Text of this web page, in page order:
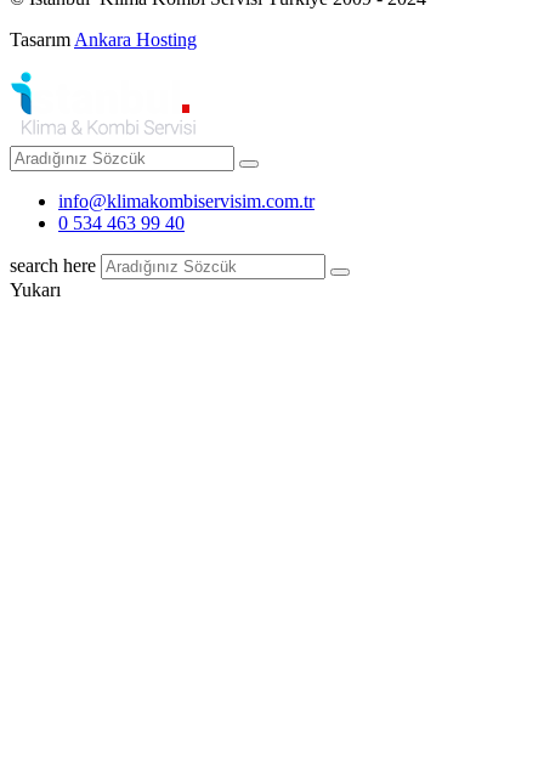
TasarımAnkara Hosting
info@klimakombiservisim.com.tr
0 534 463 99 40
search here
Yukarı